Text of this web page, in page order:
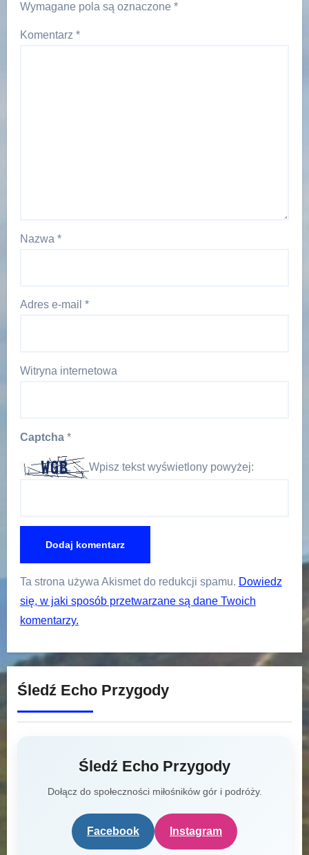
Wymagane pola są oznaczone *
Komentarz *
Nazwa *
Adres e-mail *
Witryna internetowa
Captcha *
Wpisz tekst wyświetlony powyżej:
Ta strona używa Akismet do redukcji spamu. Dowiedz
się, w jaki sposób przetwarzane są dane Twoich
komentarzy.
Śledź Echo Przygody
Śledź Echo Przygody
Dołącz do społeczności miłośników gór i podróży.
Facebook Instagram